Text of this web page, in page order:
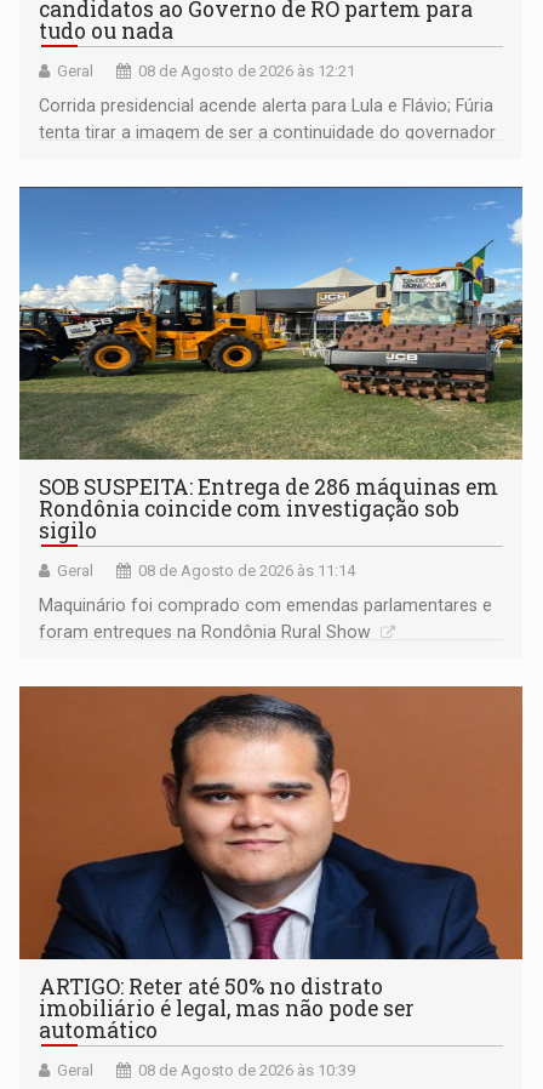
candidatos ao Governo de RO partem para
tudo ou nada
Geral 08 de Agosto de 2026 às 12:21
Corrida presidencial acende alerta para Lula e Flávio; Fúria
tenta tirar a imagem de ser a continuidade do governador
não ter entrado no modo eleição; ABAV faz evento em
SOB SUSPEITA: Entrega de 286 máquinas em
Rondônia coincide com investigação sob
sigilo
Geral 08 de Agosto de 2026 às 11:14
Maquinário foi comprado com emendas parlamentares e
foram entregues na Rondônia Rural Show
ARTIGO: Reter até 50% no distrato
imobiliário é legal, mas não pode ser
automático
Geral 08 de Agosto de 2026 às 10:39